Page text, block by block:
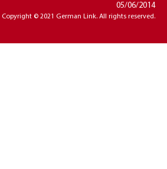
05/06/2014
Copyright © 2021 German Link. All rights reserved.